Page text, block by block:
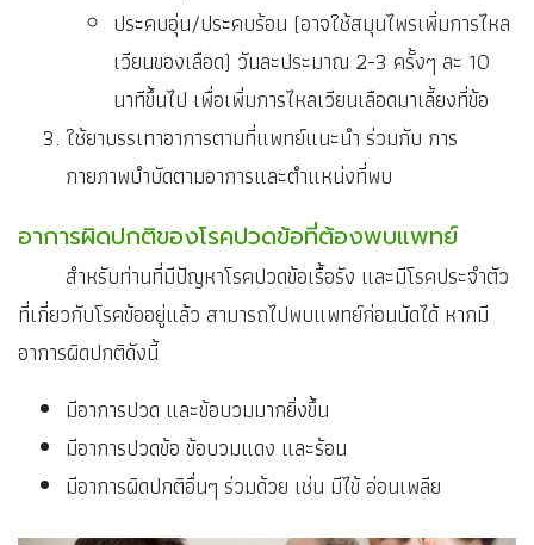
ประคบอุ่น/ประคบร้อน (อาจใช้สมุนไพรเพิ่มการไหล
เวียนของเลือด) วันละประมาณ 2-3 ครั้งๆ ละ 10
นาทีขึ้นไป เพื่อเพิ่มการไหลเวียนเลือดมาเลี้ยงที่ข้อ
ใช้ยาบรรเทาอาการตามที่แพทย์แนะนำ ร่วมกับ การ
กายภาพบำบัดตามอาการและตำแหน่งที่พบ
อาการผิดปกติของโรคปวดข้อที่ต้องพบแพทย์
สำหรับท่านที่มีปัญหาโรคปวดข้อเรื้อรัง และมีโรคประจำตัว
ที่เกี่ยวกับโรคข้ออยู่แล้ว สามารถไปพบแพทย์ก่อนนัดได้ หากมี
อาการผิดปกติดังนี้
มีอาการปวด และข้อบวมมากยิ่งขึ้น
มีอาการปวดข้อ ข้อบวมแดง และร้อน
มีอาการผิดปกติอื่นๆ ร่วมด้วย เช่น มีไข้ อ่อนเพลีย